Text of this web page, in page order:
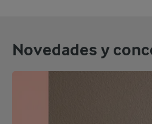
Novedades y